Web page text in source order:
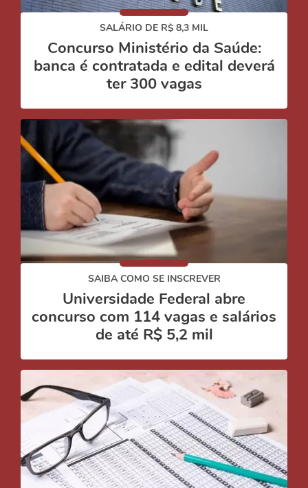
SALÁRIO DE R$ 8,3 MIL
Concurso Ministério da Saúde:
banca é contratada e edital deverá
ter 300 vagas
SAIBA COMO SE INSCREVER
Universidade Federal abre
concurso com 114 vagas e salários
de até R$ 5,2 mil